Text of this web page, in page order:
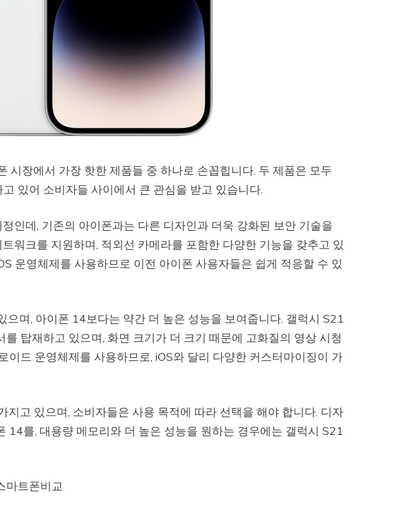
시장에서 가장 핫한 제품들 중 하나로 손꼽힙니다. 두 제품은 모두
있어 소비자들 사이에서 큰 관심을 받고 있습니다.
인데, 기존의 아이폰과는 다른 디자인과 더욱 강화된 보안 기술을
워크를 지원하며, 적외선 카메라를 포함한 다양한 기능을 갖추고 있
운영체제를 사용하므로 이전 아이폰 사용자들은 쉽게 적응할 수 있
으며, 아이폰 14보다는 약간 더 높은 성능을 보여줍니다. 갤럭시 S21
탑재하고 있으며, 화면 크기가 더 크기 때문에 고화질의 영상 시청
이드 운영체제를 사용하므로, iOS와 달리 다양한 커스터마이징이 가
지고 있으며, 소비자들은 사용 목적에 따라 선택을 해야 합니다. 디자
14를, 대용량 메모리와 더 높은 성능을 원하는 경우에는 갤럭시 S21
마트폰비교